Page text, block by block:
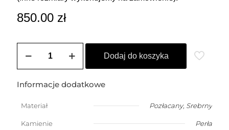
850.00 zł
Choker
(perły)
Dodaj do koszyka
Informacje dodatkowe
Materiał Pozłacany, Srebrny
Kamienie Perła